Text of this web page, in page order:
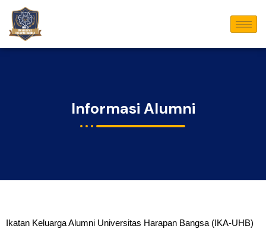
Lewati
konten
Informasi Alumni
Ikatan Keluarga Alumni Universitas Harapan Bangsa (IKA-UHB)